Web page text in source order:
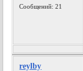
Сообщений: 21
reylby